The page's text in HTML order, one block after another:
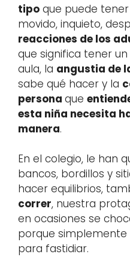
tipo que puede
movido, inquieto,
reacciones de los
que significa tener
aula, la angustia de
sabe qué hacer y la
persona que
esta niña necesita
manera.
En el colegio, le han
bancos, bordillos y
hacer equilibrios,
correr, nuestra
en ocasiones se
porque simplemente
para fastidiar.